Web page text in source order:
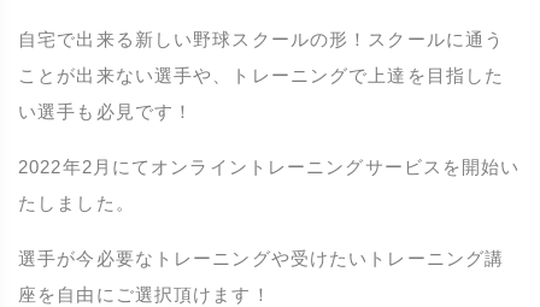
自宅で出来る新しい野球スクールの形！スクールに通う
ことが出来ない選手や、トレーニングで上達を目指した
い選手も必見です！
2022年2月にてオンライントレーニングサービスを開始い
たしました。
選手が今必要なトレーニングや受けたいトレーニング講
座を自由にご選択頂けます！